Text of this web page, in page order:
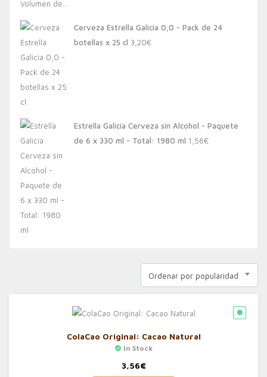
Cerveza Estrella Galicia 0,0 - Pack de 24
botellas x 25 cl 3,20€
Estrella Galicia Cerveza sin Alcohol - Paquete
de 6 x 330 ml - Total: 1980 ml 1,56€
Ordenar por popularidad
ColaCao Original: Cacao Natural
In Stock
3,56€